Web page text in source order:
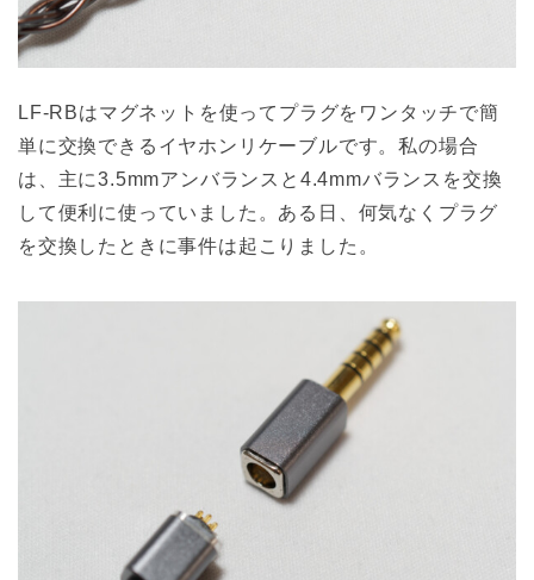
LF-RBはマグネットを使ってプラグをワンタッチで簡
単に交換できるイヤホンリケーブルです。私の場合
は、主に3.5mmアンバランスと4.4mmバランスを交換
して便利に使っていました。ある日、何気なくプラグ
を交換したときに事件は起こりました。